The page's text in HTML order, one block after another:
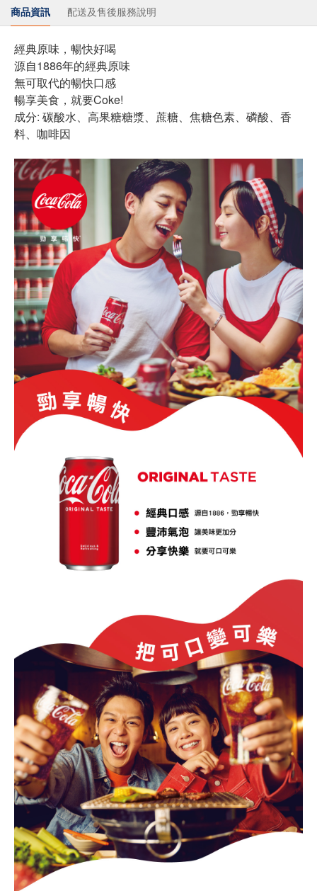
商品資訊 配送及售後服務說明
經典原味，暢快好喝
源自1886年的經典原味
無可取代的暢快口感
暢享美食，就要Coke!
成分: 碳酸水、高果糖糖漿、蔗糖、焦糖色素、磷酸、香
料、咖啡因